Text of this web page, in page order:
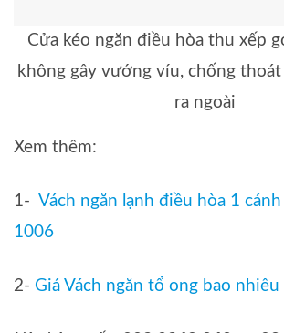
Cửa kéo ngăn điều hòa thu xếp
không gây vướng víu, chống
ra ngoài
Xem thêm:
1- Vách ngăn lạnh điều hòa 1 cánh
1006
2- Giá Vách ngăn tổ ong bao